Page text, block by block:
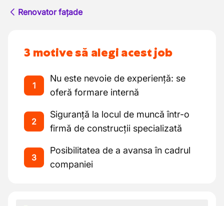
Renovator fațade
3 motive să alegi acest job
1
Nu este nevoie de experiență: se
oferă formare internă
2
Siguranță la locul de muncă într-o
firmă de construcții specializată
3
Posibilitatea de a avansa în cadrul
companiei